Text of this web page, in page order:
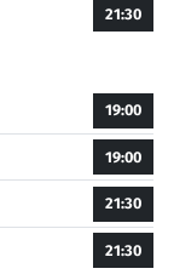
21:30
19:00
19:00
21:30
21:30